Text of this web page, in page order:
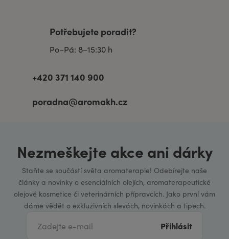
Potřebujete poradit?
Po–Pá: 8–15:30 h
+420 371 140 900
poradna@aromakh.cz
Nezmeškejte akce ani dárky
Staňte se součástí světa aromaterapie! Odebírejte naše
články a novinky o esenciálních olejích, aromaterapeutické
olejové kosmetice či veterinárních přípravcích. Jako první vám
dáme vědět o exkluzivních slevách, novinkách a tipech.
Přihlásit